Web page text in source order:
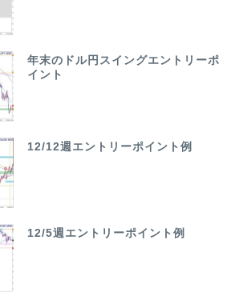
年末のドル円スイングエントリーポ
イント
12/12週エントリーポイント例
12/5週エントリーポイント例